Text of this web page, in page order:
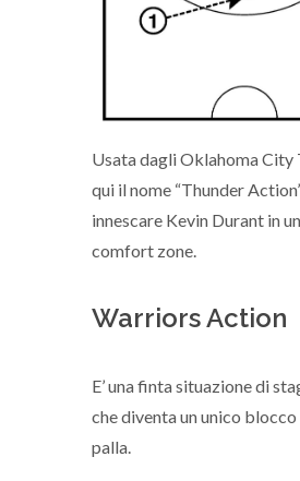
Usata dagli Oklahoma City
qui il nome “Thunder
innescare Kevin Durant in
comfort zone.
Warriors Action
E’ una finta situazione di
che diventa un unico
palla.